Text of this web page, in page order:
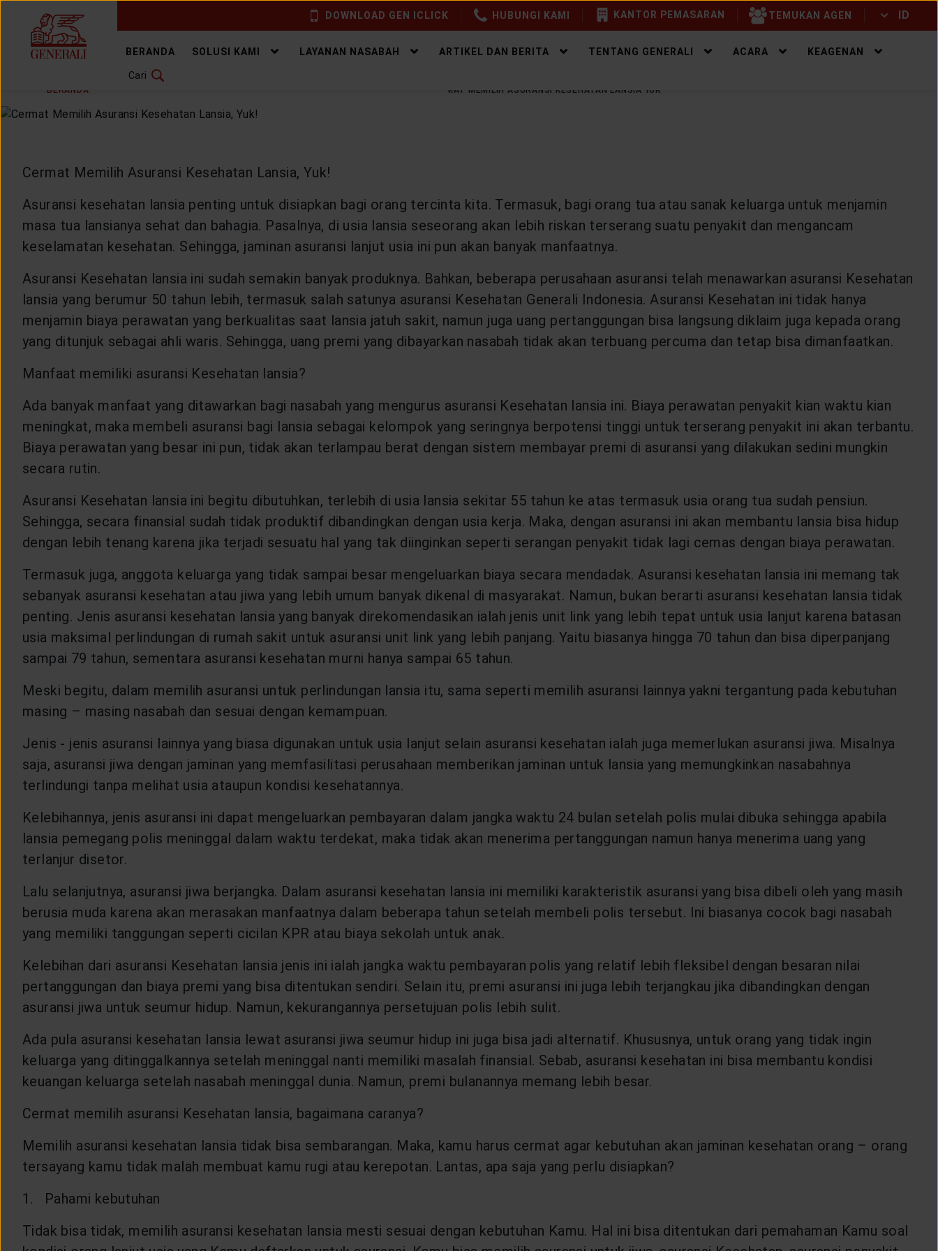
DOWNLOAD GEN ICLICK HUBUNGI KAMI KANTOR PEMASARAN TEMUKAN AGEN ID
BERANDA SOLUSI KAMI LAYANAN NASABAH ARTIKEL DAN BERITA TENTANG GENERALI ACARA KEAGENAN
Cari
BERANDA CERMAT MEMILIH ASURANSI KESEHATAN LANSIA YUK
SENIN, 21 DESEMBER 2020
Cermat Memilih Asuransi Kesehatan Lansia, Yuk!
Asuransi kesehatan lansia penting untuk disiapkan bagi orang tercinta kita. Termasuk, bagi orang tua atau sanak keluarga untuk menjamin
masa tua lansianya sehat dan bahagia. Pasalnya, di usia lansia seseorang akan lebih riskan terserang suatu penyakit dan mengancam
keselamatan kesehatan. Sehingga, jaminan asuransi lanjut usia ini pun akan banyak manfaatnya.
Asuransi Kesehatan lansia ini sudah semakin banyak produknya. Bahkan, beberapa perusahaan asuransi telah menawarkan asuransi Kesehatan
lansia yang berumur 50 tahun lebih, termasuk salah satunya asuransi Kesehatan Generali Indonesia. Asuransi Kesehatan ini tidak hanya
menjamin biaya perawatan yang berkualitas saat lansia jatuh sakit, namun juga uang pertanggungan bisa langsung diklaim juga kepada orang
yang ditunjuk sebagai ahli waris. Sehingga, uang premi yang dibayarkan nasabah tidak akan terbuang percuma dan tetap bisa dimanfaatkan.
Manfaat memiliki asuransi Kesehatan lansia?
Ada banyak manfaat yang ditawarkan bagi nasabah yang mengurus asuransi Kesehatan lansia ini. Biaya perawatan penyakit kian waktu kian
meningkat, maka membeli asuransi bagi lansia sebagai kelompok yang seringnya berpotensi tinggi untuk terserang penyakit ini akan terbantu.
Biaya perawatan yang besar ini pun, tidak akan terlampau berat dengan sistem membayar premi di asuransi yang dilakukan sedini mungkin
secara rutin.
Asuransi Kesehatan lansia ini begitu dibutuhkan, terlebih di usia lansia sekitar 55 tahun ke atas termasuk usia orang tua sudah pensiun.
Sehingga, secara finansial sudah tidak produktif dibandingkan dengan usia kerja. Maka, dengan asuransi ini akan membantu lansia bisa hidup
dengan lebih tenang karena jika terjadi sesuatu hal yang tak diinginkan seperti serangan penyakit tidak lagi cemas dengan biaya perawatan.
Termasuk juga, anggota keluarga yang tidak sampai besar mengeluarkan biaya secara mendadak. Asuransi kesehatan lansia ini memang tak
sebanyak asuransi kesehatan atau jiwa yang lebih umum banyak dikenal di masyarakat. Namun, bukan berarti asuransi kesehatan lansia tidak
penting. Jenis asuransi kesehatan lansia yang banyak direkomendasikan ialah jenis unit link yang lebih tepat untuk usia lanjut karena batasan
usia maksimal perlindungan di rumah sakit untuk asuransi unit link yang lebih panjang. Yaitu biasanya hingga 70 tahun dan bisa diperpanjang
sampai 79 tahun, sementara asuransi kesehatan murni hanya sampai 65 tahun.
Meski begitu, dalam memilih asuransi untuk perlindungan lansia itu, sama seperti memilih asuransi lainnya yakni tergantung pada kebutuhan
masing – masing nasabah dan sesuai dengan kemampuan.
Jenis - jenis asuransi lainnya yang biasa digunakan untuk usia lanjut selain asuransi kesehatan ialah juga memerlukan asuransi jiwa. Misalnya
saja, asuransi jiwa dengan jaminan yang memfasilitasi perusahaan memberikan jaminan untuk lansia yang memungkinkan nasabahnya
terlindungi tanpa melihat usia ataupun kondisi kesehatannya.
Kelebihannya, jenis asuransi ini dapat mengeluarkan pembayaran dalam jangka waktu 24 bulan setelah polis mulai dibuka sehingga apabila
lansia pemegang polis meninggal dalam waktu terdekat, maka tidak akan menerima pertanggungan namun hanya menerima uang yang
terlanjur disetor.
Lalu selanjutnya, asuransi jiwa berjangka. Dalam asuransi kesehatan lansia ini memiliki karakteristik asuransi yang bisa dibeli oleh yang masih
berusia muda karena akan merasakan manfaatnya dalam beberapa tahun setelah membeli polis tersebut. Ini biasanya cocok bagi nasabah
yang memiliki tanggungan seperti cicilan KPR atau biaya sekolah untuk anak.
Kelebihan dari asuransi Kesehatan lansia jenis ini ialah jangka waktu pembayaran polis yang relatif lebih fleksibel dengan besaran nilai
pertanggungan dan biaya premi yang bisa ditentukan sendiri. Selain itu, premi asuransi ini juga lebih terjangkau jika dibandingkan dengan
asuransi jiwa untuk seumur hidup. Namun, kekurangannya persetujuan polis lebih sulit.
Ada pula asuransi kesehatan lansia lewat asuransi jiwa seumur hidup ini juga bisa jadi alternatif. Khususnya, untuk orang yang tidak ingin
keluarga yang ditinggalkannya setelah meninggal nanti memiliki masalah finansial. Sebab, asuransi kesehatan ini bisa membantu kondisi
keuangan keluarga setelah nasabah meninggal dunia. Namun, premi bulanannya memang lebih besar.
Cermat memilih asuransi Kesehatan lansia, bagaimana caranya?
Memilih asuransi kesehatan lansia tidak bisa sembarangan. Maka, kamu harus cermat agar kebutuhan akan jaminan kesehatan orang – orang
tersayang kamu tidak malah membuat kamu rugi atau kerepotan. Lantas, apa saja yang perlu disiapkan?
1. Pahami kebutuhan
Tidak bisa tidak, memilih asuransi kesehatan lansia mesti sesuai dengan kebutuhan Kamu. Hal ini bisa ditentukan dari pemahaman Kamu soal
GANTI BAHASA ID EN
DOWNLOAD GEN ICLICK
TEMUKAN AGEN
SOLUSI KAMI
LAYANAN NASABAH
ARTIKEL DAN BERITA
TENTANG GENERALI